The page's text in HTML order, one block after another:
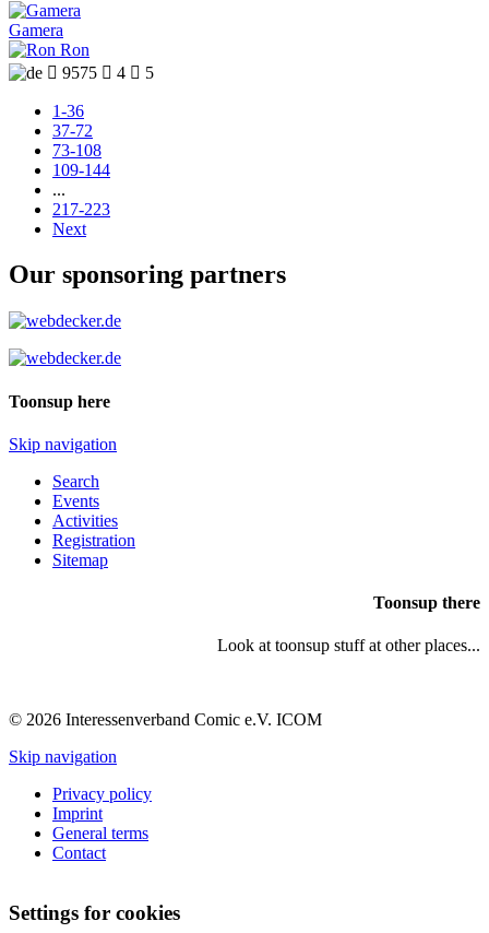
Gamera
Ron
 9575  4  5
1-36
37-72
73-108
109-144
...
217-223
Next
Our sponsoring partners
Toonsup here
Skip navigation
Search
Events
Activities
Registration
Sitemap
Toonsup there
Look at toonsup stuff at other places...
© 2026 Interessenverband Comic e.V. ICOM
Skip navigation
Privacy policy
Imprint
General terms
Contact
Settings for cookies